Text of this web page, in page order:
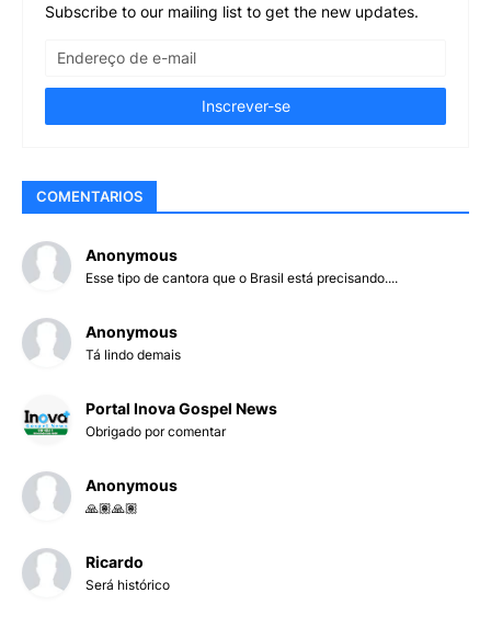
Subscribe to our mailing list to get the new updates.
COMENTARIOS
Anonymous
Esse tipo de cantora que o Brasil está precisando....
Anonymous
Tá lindo demais
Portal Inova Gospel News
Obrigado por comentar
Anonymous
🙏🏽🙏🏽
Ricardo
Será histórico